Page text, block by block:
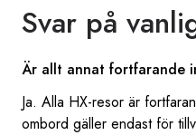
Svar på
Är allt annat fortfarande
Ja. Alla HX-resor är
ombord gäller endast för